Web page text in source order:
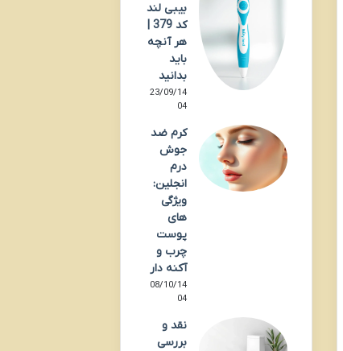
بیبی لند
کد 379 |
هر آنچه
باید
بدانید
23/09/14
04
کرم ضد
جوش
درم
انجلین:
ویژگی
های
پوست
چرب و
آکنه دار
08/10/14
04
نقد و
بررسی